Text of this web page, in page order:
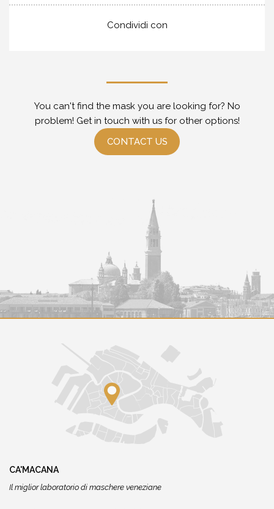
Condividi con
You can't find the mask you are looking for? No
problem! Get in touch with us for other options!
CONTACT US
CA'MACANA
Il miglior laboratorio di maschere veneziane